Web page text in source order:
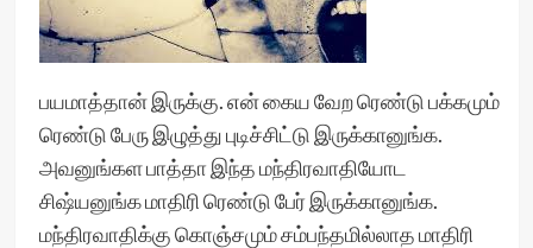
பயமாத்தான் இருக்கு. என் கைய வேற ரெண்டு பக்கமும்
ரெண்டு பேரு இழுத்து புடிச்சிட்டு இருக்கானுங்க.
அவனுங்கள பாத்தா இந்த‌ ம‌ந்திர‌வாதியோட‌
சிஷ்ய‌னுங்க‌ மாதிரி ரெண்டு பேர் இருக்கானுங்க‌.
ம‌ந்திர‌வாதிக்கு கொஞ்ச‌மும் ச‌ம்ப‌ந்த‌மில்லாத‌ மாதிரி